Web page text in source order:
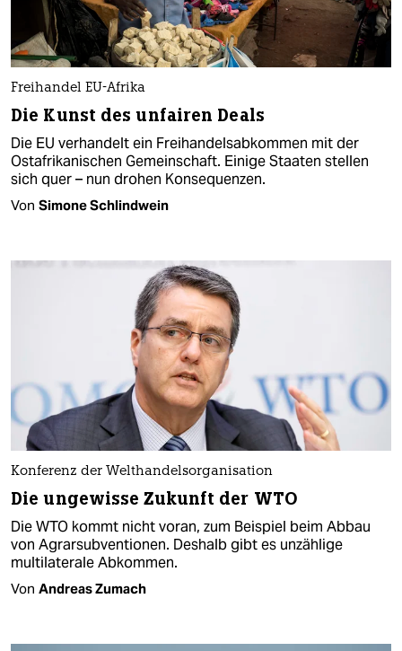
Freihandel EU-Afrika
Die Kunst des unfairen Deals
Die EU verhandelt ein Freihandelsabkommen mit der
Ostafrikanischen Gemeinschaft. Einige Staaten stellen
sich quer – nun drohen Konsequenzen.
Von Simone Schlindwein
Konferenz der Welthandelsorganisation
Die ungewisse Zukunft der WTO
Die WTO kommt nicht voran, zum Beispiel beim Abbau
von Agrarsubventionen. Deshalb gibt es unzählige
multilaterale Abkommen.
Von Andreas Zumach